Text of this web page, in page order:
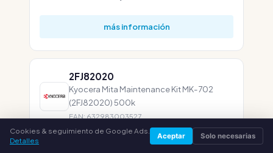
más información
2FJ82020
Kyocera Mita Maintenance Kit MK-702
(2FJ82020) 500k
EAN: 632983003527
bajo consulta
Cookies & seguimiento de Google Ads.
Detalles
Aceptar Solo necesarias